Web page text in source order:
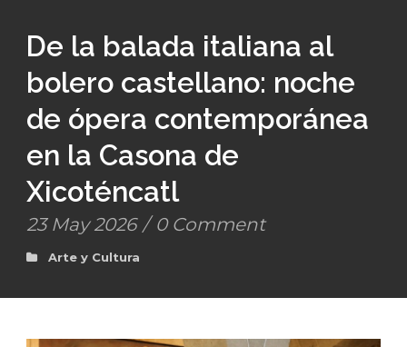
De la balada italiana al
bolero castellano: noche
de ópera contemporánea
en la Casona de
Xicoténcatl
23 May 2026 / 0 Comment
Arte y Cultura